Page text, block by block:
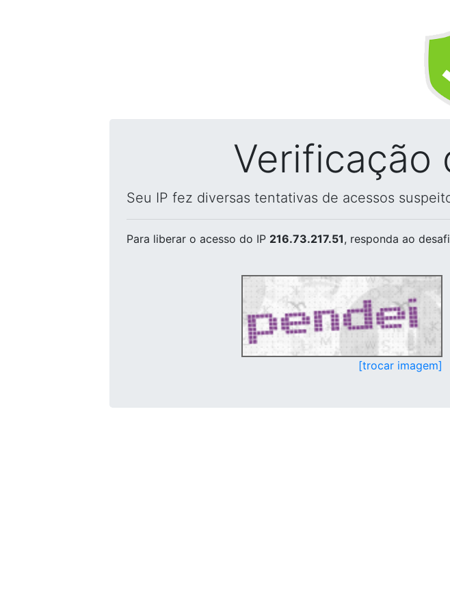
Verificação
Seu IP fez diversas tentativas de acessos
Para liberar o acesso do IP 216.73.217.51, responda ao
[trocar imagem]